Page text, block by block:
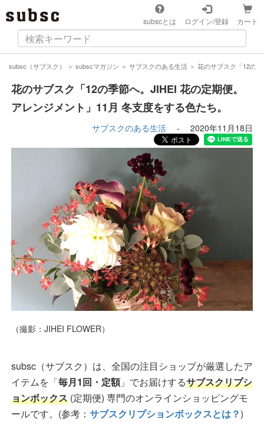
subscとは ログイン/登録 カート
subsc（サブスク） ＞ subscマガジン ＞ サブスクのある生活 ＞ 花のサブスク「12の
花のサブスク「12の季節へ。JIHEI 花の定期便。
アレンジメント」11月 冬支度をする色たち。
サブスクのある生活 - 2020年11月18日
（撮影：JIHEI FLOWER）
subsc（サブスク）は、全国の注目ショップが厳選したア
イテムを「毎月1回・定額」でお届けするサブスクリプシ
ョンボックス (定期便) 専門のオンラインショッピングモ
ールです。(参考： サブスクリプションボックスとは？)